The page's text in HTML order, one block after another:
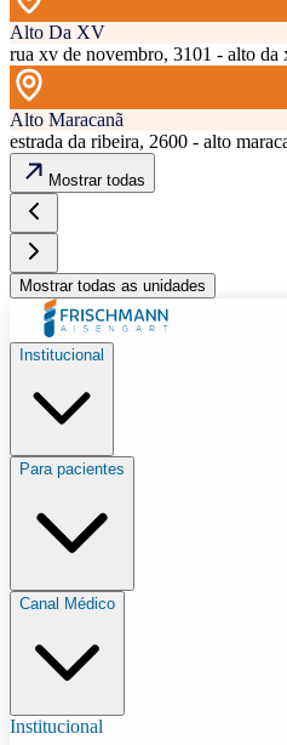
Alto Da XV
rua xv de novembro, 3101 - alto da
Alto Maracanã
estrada da ribeira, 2600 - alto
Mostrar todas
Mostrar todas as unidades
Institucional
Para pacientes
Canal Médico
Institucional